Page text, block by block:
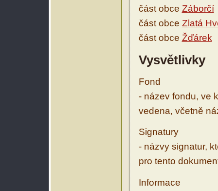
část obce Záborčí
část obce Zlatá
část obce Žďárek
Vysvětlivky
Fond
- název fondu, ve
vedena, včetně
Signatury
- názvy signatur,
pro tento
Informace